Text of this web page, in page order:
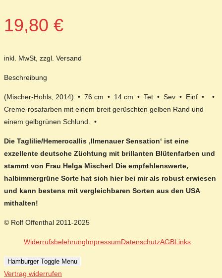
19,80 €
inkl. MwSt, zzgl. Versand
Beschreibung
(Mischer-Hohls, 2014) • 76 cm • 14 cm • Tet • Sev • Einf • •
Creme-rosafarben mit einem breit gerüschten gelben Rand und
einem gelbgrünen Schlund. •
Die Taglilie/Hemerocallis ‚Ilmenauer Sensation‘ ist eine
exzellente deutsche Züchtung mit brillanten Blütenfarben und
stammt von Frau Helga Mischer! Die empfehlenswerte,
halbimmergrüne Sorte hat sich hier bei mir als robust erwiesen
und kann bestens mit vergleichbaren Sorten aus den USA
mithalten!
© Rolf Offenthal 2011-2025
WiderrufsbelehrungImpressumDatenschutzAGBLinks
Hamburger Toggle Menu
Vertrag widerrufen